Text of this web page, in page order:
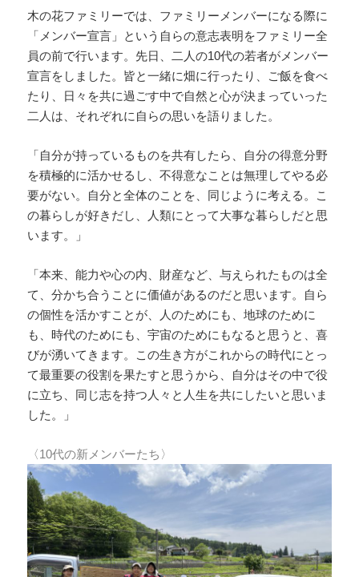
木の花ファミリーでは、ファミリーメンバーになる際に
「メンバー宣言」という自らの意志表明をファミリー全
員の前で行います。先日、二人の10代の若者がメンバー
宣言をしました。皆と一緒に畑に行ったり、ご飯を食べ
たり、日々を共に過ごす中で自然と心が決まっていった
二人は、それぞれに自らの思いを語りました。
「自分が持っているものを共有したら、自分の得意分野
を積極的に活かせるし、不得意なことは無理してやる必
要がない。自分と全体のことを、同じように考える。こ
の暮らしが好きだし、人類にとって大事な暮らしだと思
います。」
「本来、能力や心の内、財産など、与えられたものは全
て、分かち合うことに価値があるのだと思います。自ら
の個性を活かすことが、人のためにも、地球のために
も、時代のためにも、宇宙のためにもなると思うと、喜
びが湧いてきます。この生き方がこれからの時代にとっ
て最重要の役割を果たすと思うから、自分はその中で役
に立ち、同じ志を持つ人々と人生を共にしたいと思いま
した。」
〈10代の新メンバーたち〉